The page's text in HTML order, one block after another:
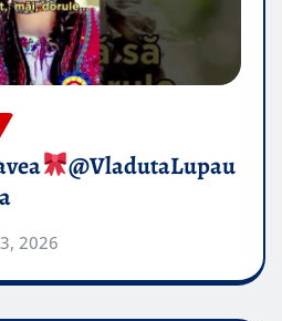
​@VladutaLupau
2026